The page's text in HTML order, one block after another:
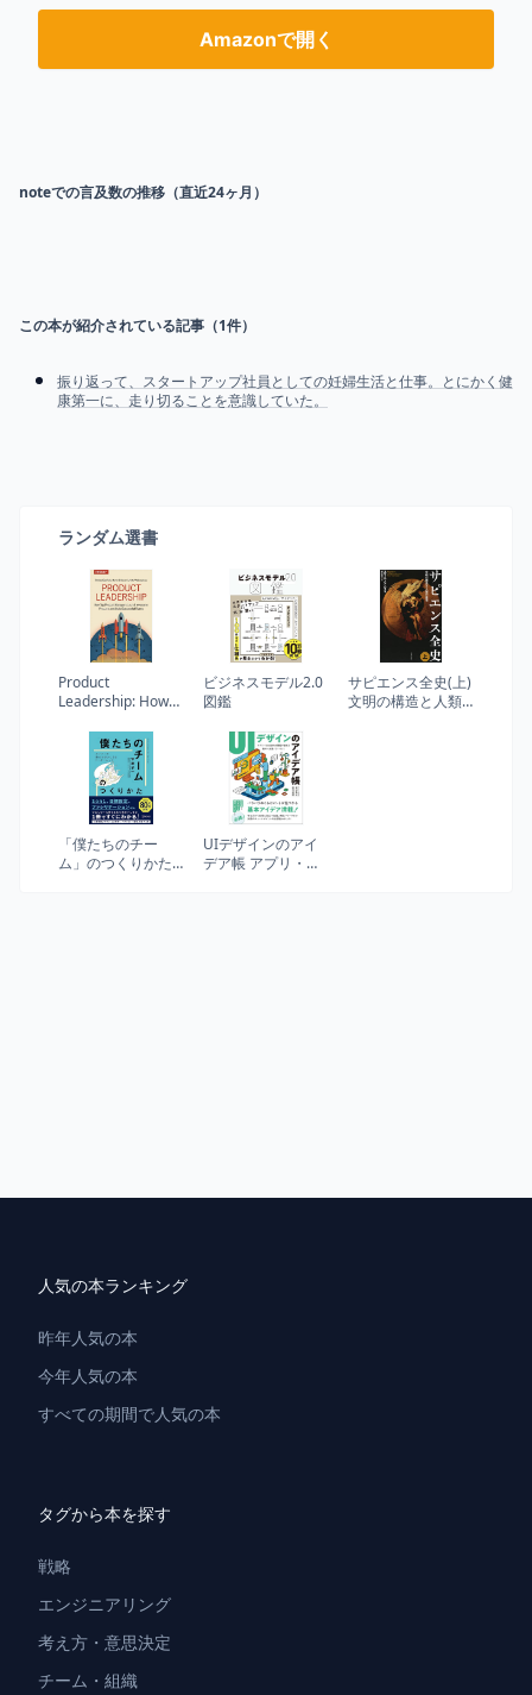
Amazonで開く
noteでの言及数の推移（直近24ヶ月）
この本が紹介されている記事（1件）
振り返って、スタートアップ社員としての妊婦生活と仕事。とにかく健
康第一に、走り切ることを意識していた。
ランダム選書
Product
Leadership: How
Managers Launch
Awesome
Products and Build
Successful Teams
ビジネスモデル2.0
図鑑
サピエンス全史(上)
文明の構造と人類
「僕たちのチー
ム」のつくりかた
UIデザインのアイ
デア帳 アプリ・
人気の本ランキング
昨年人気の本
今年人気の本
すべての期間で人気の本
タグから本を探す
戦略
エンジニアリング
考え方・意思決定
チーム・組織